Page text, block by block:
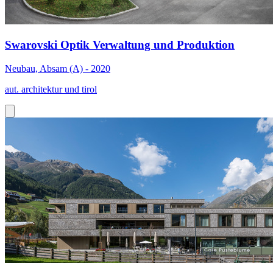
Swarovski Optik Verwaltung und Produktion
Neubau, Absam (A) - 2020
aut. architektur und tirol